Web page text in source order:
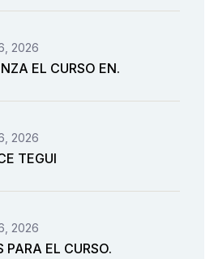
2026
EL CURSO EN.
2026
TEGUI
2026
PARA EL CURSO.